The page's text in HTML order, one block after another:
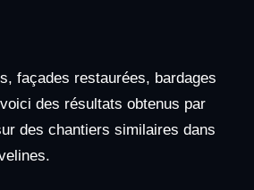
façades restaurées, bardages
des résultats obtenus par
des chantiers similaires dans